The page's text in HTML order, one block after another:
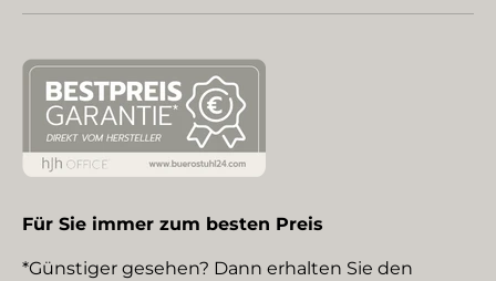
Für Sie immer zum besten Preis
*Günstiger gesehen? Dann erhalten Sie den